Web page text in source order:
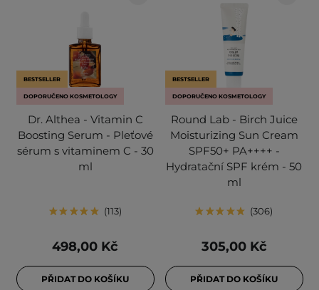
BESTSELLER
DOPORUČENO KOSMETOLOGY
Dr. Althea - Vitamin C
Boosting Serum - Pleťové
sérum s vitaminem C - 30
ml
113
498,00 Kč
PŘIDAT DO KOŠÍKU
BESTSELLER
DOPORUČENO KOSMETOLOGY
Round Lab - Birch Juice
Moisturizing Sun Cream
SPF50+ PA++++ -
Hydratační SPF krém - 50
ml
306
305,00 Kč
PŘIDAT DO KOŠÍKU